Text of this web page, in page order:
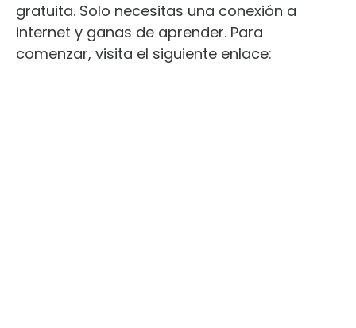
gratuita. Solo necesitas una conexión a
internet y ganas de aprender. Para
comenzar, visita el siguiente enlace: